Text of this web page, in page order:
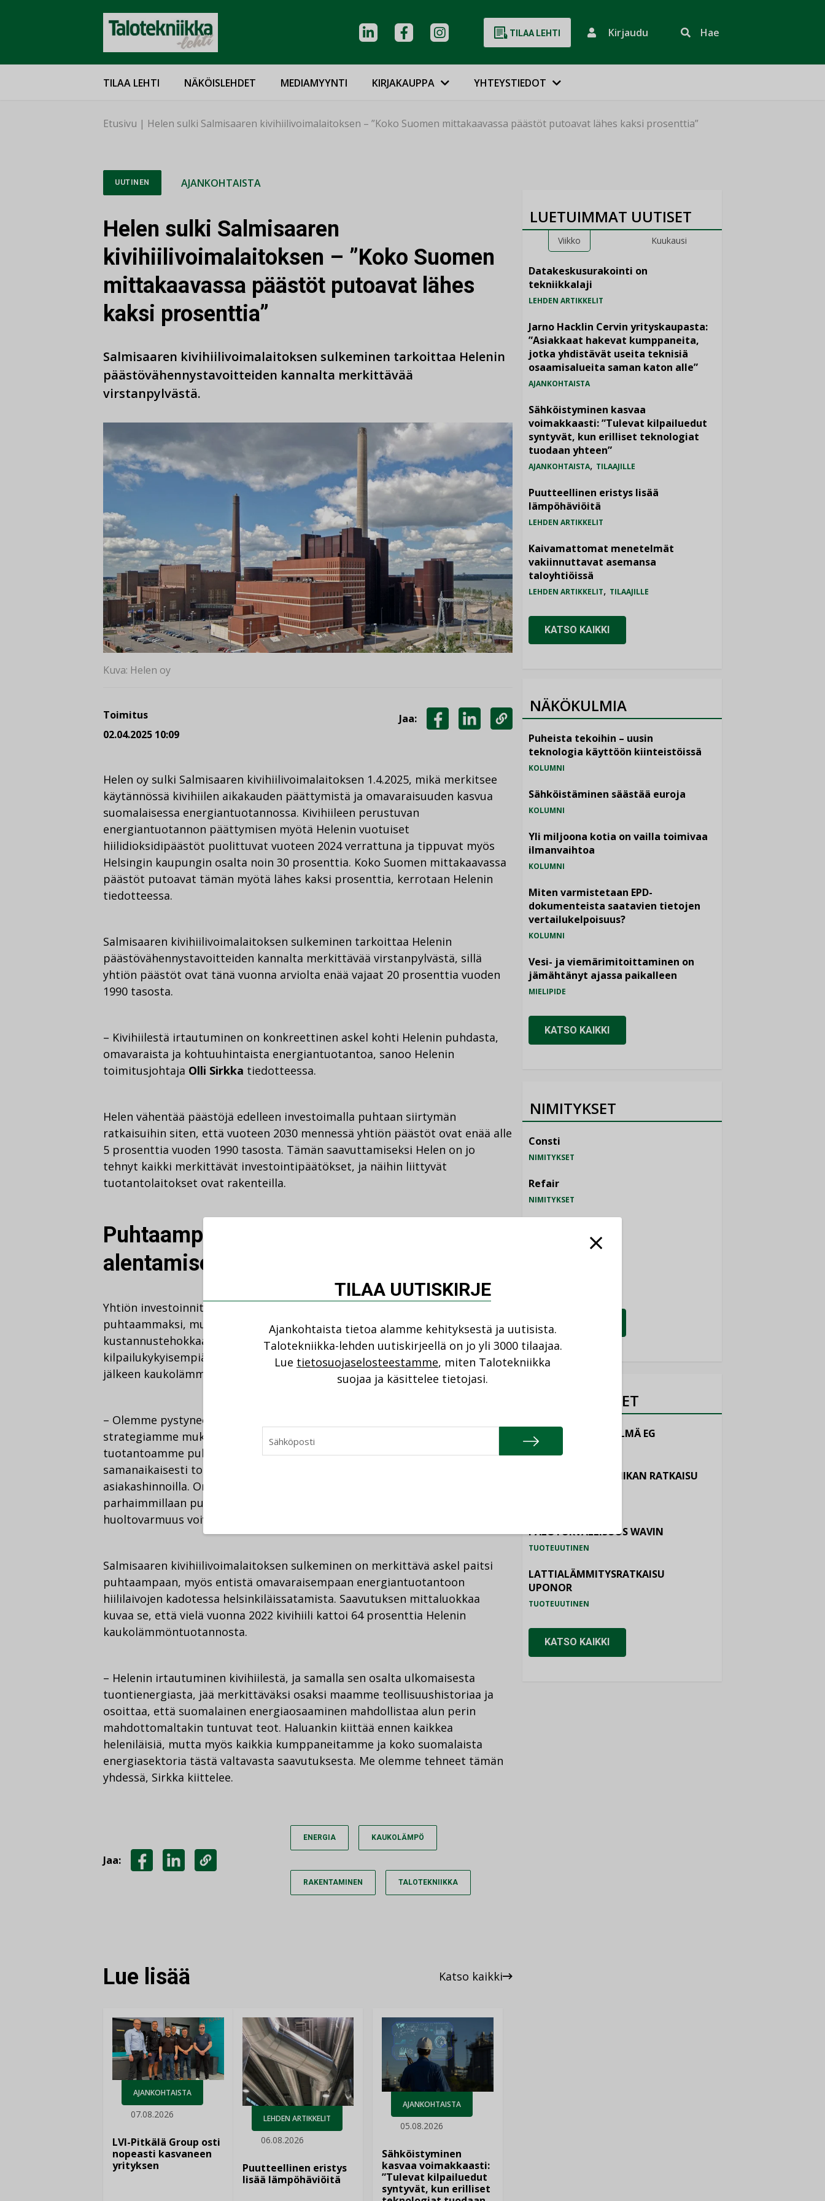
TILAA LEHTI Kirjaudu Hae
TILAA LEHTI NÄKÖISLEHDET MEDIAMYYNTI KIRJAKAUPPA YHTEYSTIEDOT
Etusivu | Helen sulki Salmisaaren kivihiilivoimalaitoksen – ”Koko Suomen mittakaavassa päästöt putoavat lähes kaksi prosenttia”
UUTINEN AJANKOHTAISTA
Helen sulki Salmisaaren
kivihiilivoimalaitoksen – ”Koko Suomen
mittakaavassa päästöt putoavat lähes
kaksi prosenttia”
Salmisaaren kivihiilivoimalaitoksen sulkeminen tarkoittaa Helenin
päästövähennystavoitteiden kannalta merkittävää
virstanpylvästä.
Kuva: Helen oy
Toimitus
02.04.2025 10:09
Jaa:
LINKEDINISSÄ
KOPIOI
LINKKI
Helen oy sulki Salmisaaren kivihiilivoimalaitoksen 1.4.2025, mikä merkitsee
käytännössä kivihiilen aikakauden päättymistä ja omavaraisuuden kasvua
suomalaisessa energiantuotannossa. Kivihiileen perustuvan
energiantuotannon päättymisen myötä Helenin vuotuiset
hiilidioksidipäästöt puolittuvat vuoteen 2024 verrattuna ja tippuvat myös
Helsingin kaupungin osalta noin 30 prosenttia. Koko Suomen mittakaavassa
päästöt putoavat tämän myötä lähes kaksi prosenttia, kerrotaan Helenin
tiedotteessa.
Salmisaaren kivihiilivoimalaitoksen sulkeminen tarkoittaa Helenin
päästövähennystavoitteiden kannalta merkittävää virstanpylvästä, sillä
yhtiön päästöt ovat tänä vuonna arviolta enää vajaat 20 prosenttia vuoden
1990 tasosta.
– Kivihiilestä irtautuminen on konkreettinen askel kohti Helenin puhdasta,
omavaraista ja kohtuuhintaista energiantuotantoa, sanoo Helenin
toimitusjohtaja Olli Sirkka tiedotteessa.
Helen vähentää päästöjä edelleen investoimalla puhtaan siirtymän
ratkaisuihin siten, että vuoteen 2030 mennessä yhtiön päästöt ovat enää alle
5 prosenttia vuoden 1990 tasosta. Tämän saavuttamiseksi Helen on jo
tehnyt kaikki merkittävät investointipäätökset, ja näihin liittyvät
tuotantolaitokset ovat rakenteilla.
Puhtaampi tuotanto mahdollistaa hinnan
alentamisen
Yhtiön investoinnit ovat jo tässä vaiheessa siirtäneet yhtiön tuotantoa
puhtaammaksi, mutta samalla myös omavaraisemmaksi ja
kustannustehokkaammaksi, mikä on tarkoittanut asiakkaille entistä
kilpailukykyisempiä palveluita. Helen on laskenut vuoden 2024 toukokuun
jälkeen kaukolämmön asiakashintoja kahdesti.
– Olemme pystyneet parantamaan kilpailukykyämme panostamalla
strategiamme mukaisesti energiajärjestelmän joustavuuteen ja siirtämällä
tuotantoamme puhtaisiin ratkaisuihin. Tämän ansiosta pystymme
samanaikaisesti toimimaan entistä kannattavammin edullisemmilla
asiakashinnoilla. Onnistumisemme onkin erinomainen osoitus siitä, että
parhaimmillaan puhdas siirtymä, kustannustehokkuus ja Suomen
huoltovarmuus voivat kulkea käsi kädessä, Sirkka kertoo tiedotteessa.
Salmisaaren kivihiilivoimalaitoksen sulkeminen on merkittävä askel paitsi
puhtaampaan, myös entistä omavaraisempaan energiantuotantoon
hiililaivojen kadotessa helsinkiläissatamista. Saavutuksen mittaluokkaa
kuvaa se, että vielä vuonna 2022 kivihiili kattoi 64 prosenttia Helenin
kaukolämmöntuotannosta.
– Helenin irtautuminen kivihiilestä, ja samalla sen osalta ulkomaisesta
tuontienergiasta, jää merkittäväksi osaksi maamme teollisuushistoriaa ja
osoittaa, että suomalainen energiaosaaminen mahdollistaa alun perin
mahdottomaltakin tuntuvat teot. Haluankin kiittää ennen kaikkea
heleniläisiä, mutta myös kaikkia kumppaneitamme ja koko suomalaista
energiasektoria tästä valtavasta saavutuksesta. Me olemme tehneet tämän
yhdessä, Sirkka kiittelee.
Jaa:
ENERGIA KAUKOLÄMPÖ
RAKENTAMINEN TALOTEKNIIKKA
Lue lisää Katso kaikki
AJANKOHTAISTA
07.08.2026
LVI-Pitkälä Group osti
nopeasti kasvaneen
yrityksen
LEHDEN ARTIKKELIT
06.08.2026
Puutteellinen eristys
lisää lämpöhäviöitä
AJANKOHTAISTA
05.08.2026
Sähköistyminen
kasvaa voimakkaasti:
”Tulevat kilpailuedut
syntyvät, kun erilliset
LUETUIMMAT UUTISET
Viikko Kuukausi
Datakeskusurakointi on
tekniikkalaji
LEHDEN ARTIKKELIT
Jarno Hacklin Cervin yrityskaupasta:
”Asiakkaat hakevat kumppaneita,
jotka yhdistävät useita teknisiä
osaamisalueita saman katon alle”
AJANKOHTAISTA
Sähköistyminen kasvaa
voimakkaasti: ”Tulevat kilpailuedut
syntyvät, kun erilliset teknologiat
tuodaan yhteen”
AJANKOHTAISTA, TILAAJILLE
Puutteellinen eristys lisää
lämpöhäviöitä
LEHDEN ARTIKKELIT
Kaivamattomat menetelmät
vakiinnuttavat asemansa
taloyhtiöissä
LEHDEN ARTIKKELIT, TILAAJILLE
KATSO KAIKKI
NÄKÖKULMIA
Puheista tekoihin – uusin
teknologia käyttöön kiinteistöissä
KOLUMNI
Sähköistäminen säästää euroja
KOLUMNI
Yli miljoona kotia on vailla toimivaa
ilmanvaihtoa
KOLUMNI
Miten varmistetaan EPD-
dokumenteista saatavien tietojen
vertailukelpoisuus?
KOLUMNI
Vesi- ja viemärimitoittaminen on
jämähtänyt ajassa paikalleen
MIELIPIDE
KATSO KAIKKI
NIMITYKSET
Consti
NIMITYKSET
Refair
NIMITYKSET
KATSO KAIKKI
TUOTEUUTISET
HALLINTAJÄRJESTELMÄ EG
TUOTEUUTINEN
ILMASTOINTITEKNIIKAN RATKAISU
PALOTURVALLISUUS WAVIN
TUOTEUUTINEN
LATTIALÄMMITYSRATKAISU
UPONOR
TUOTEUUTINEN
KATSO KAIKKI
TILAA UUTISKIRJE
Ajankohtaista tietoa alamme kehityksestä ja uutisista.
Talotekniikka-lehden uutiskirjeellä on jo yli 3000 tilaajaa.
Lue tietosuojaselosteestamme, miten Talotekniikka
suojaa ja käsittelee tietojasi.